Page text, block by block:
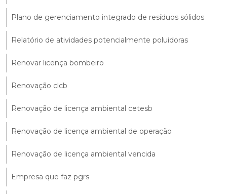
Plano de gerenciamento integrado de resíduos sólidos
Relatório de atividades potencialmente poluidoras
Renovar licença bombeiro
Renovação clcb
Renovação de licença ambiental cetesb
Renovação de licença ambiental de operação
Renovação de licença ambiental vencida
Empresa que faz pgrs